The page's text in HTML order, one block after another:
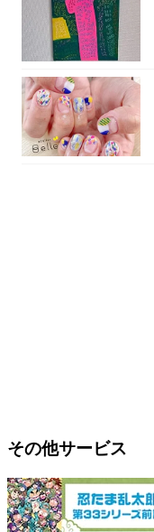
その他サービス